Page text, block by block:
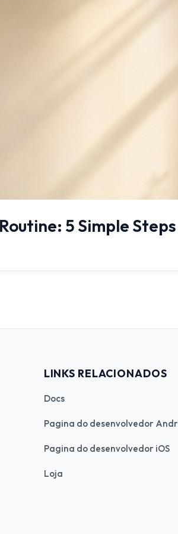
5 Simple
LINKS RELACIONADOS
Docs
Pagina do desenvolvedor
Pagina do desenvolvedor iOS
Loja